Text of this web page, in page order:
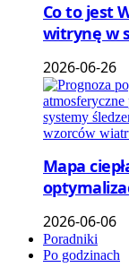
Co to jest
witrynę w
2026-06-26
Mapa
2026-06-06
Poradniki
Po godzinach